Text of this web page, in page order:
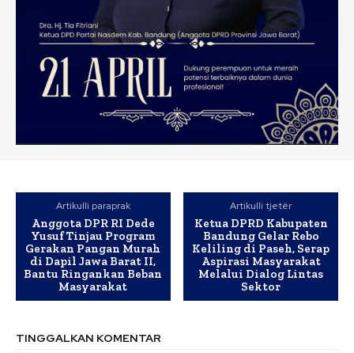
Artikulli paraprak
Anggota DPR RI Dede
Yusuf Tinjau Program
Gerakan Pangan Murah
di Dapil Jawa Barat II,
Bantu Ringankan Beban
Masyarakat
Artikulli tjetër
Ketua DPRD Kabupaten
Bandung Gelar Rebo
Keliling di Paseh, Serap
Aspirasi Masyarakat
Melalui Dialog Lintas
Sektor
TINGGALKAN KOMENTAR